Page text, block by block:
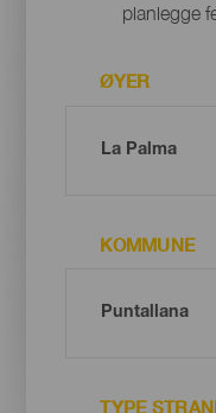
planlegge
ØYER
KOMMUNE
TYPE